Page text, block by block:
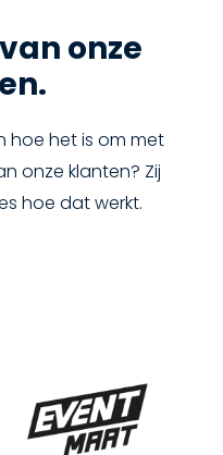
onze
hoe het is om met
onze klanten? Zij
hoe dat werkt.